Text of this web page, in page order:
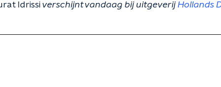
Idrissi verschijnt vandaag bij uitgeverijHollands